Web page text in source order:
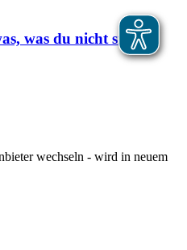
was du nicht siehst
wechseln - wird in neuem